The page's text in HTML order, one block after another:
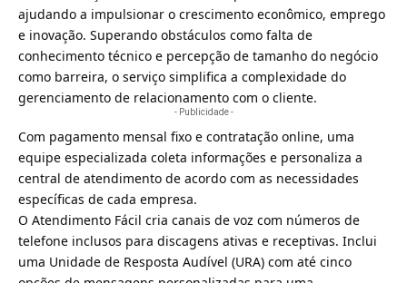
ajudando a impulsionar o crescimento econômico, emprego
e inovação. Superando obstáculos como falta de
conhecimento técnico e percepção de tamanho do negócio
como barreira, o serviço simplifica a complexidade do
gerenciamento de relacionamento com o cliente.
- Publicidade -
Com pagamento mensal fixo e contratação online, uma
equipe especializada coleta informações e personaliza a
central de atendimento de acordo com as necessidades
específicas de cada empresa.
O Atendimento Fácil cria canais de voz com números de
telefone inclusos para discagens ativas e receptivas. Inclui
uma Unidade de Resposta Audível (URA) com até cinco